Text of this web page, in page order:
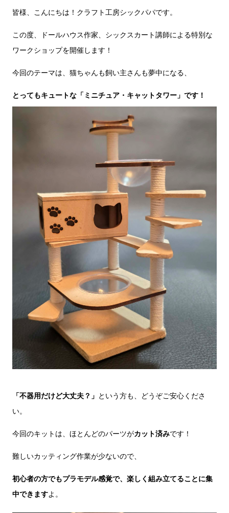
皆様、こんにちは！クラフト工房シックパパです。
この度、ドールハウス作家、シックスカート講師による特別な
ワークショップを開催します！
今回のテーマは、猫ちゃんも飼い主さんも夢中になる、
とってもキュートな「ミニチュア・キャットタワー」です！
「不器用だけど大丈夫？」 という方も、どうぞご安心くださ
い。
今回のキットは、ほとんどのパーツがカット済みです！
難しいカッティング作業が少ないので、
初心者の方でもプラモデル感覚で、楽しく組み立てることに集
中できますよ。